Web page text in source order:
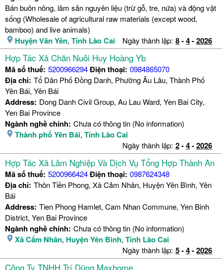
Bán buôn nông, lâm sản nguyên liệu (trừ gỗ, tre, nứa) và động vật
sống (Wholesale of agricultural raw materials (except wood,
bamboo) and live animals)
Huyện Văn Yên, Tỉnh Lào Cai Ngày thành lập: 8-4-2026
Hợp Tác Xã Chăn Nuôi Huy Hoàng Yb
Mã số thuế: 5200966294Điện thoại: 0984865070
Địa chỉ: Tổ Dân Phố Đồng Danh, Phường Âu Lâu, Thành Phố
Yên Bái, Yên Bái
Address: Dong Danh Civil Group, Au Lau Ward, Yen Bai City,
Yen Bai Province
Ngành nghề chính: Chưa có thông tin (No information)
Thành phố Yên Bái, Tỉnh Lào Cai
Ngày thành lập: 2-4-2026
Hợp Tác Xã Lâm Nghiệp Và Dịch Vụ Tổng Hợp Thành An
Mã số thuế: 5200966424Điện thoại: 0987624348
Địa chỉ: Thôn Tiền Phong, Xã Cảm Nhân, Huyện Yên Bình, Yên
Bái
Address: Tien Phong Hamlet, Cam Nhan Commune, Yen Binh
District, Yen Bai Province
Ngành nghề chính: Chưa có thông tin (No information)
Xã Cẩm Nhân, Huyện Yên Bình, Tỉnh Lào Cai
Ngày thành lập: 5-4-2026
Công Ty TNHH Trí Dũng Maxhome